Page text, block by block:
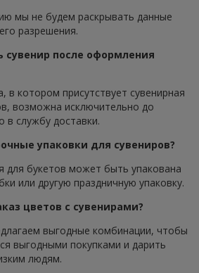
мы не будем раскрывать данные
разрешения.
после оформления
в котором присутствует сувенирная
возможна исключительно до
в службу доставки.
упаковки для сувениров?
для букетов может быть упакована
или другую праздничную упаковку.
цветов с сувенирами?
выгодные комбинации, чтобы
выгодными покупками и дарить
людям.